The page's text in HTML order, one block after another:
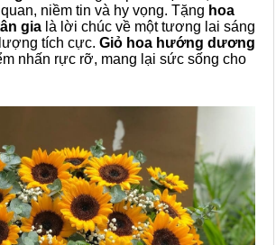
niềm tin và hy vọng. Tặng hoa
gia là lời chúc về một tương lai sáng
tích cực. Giỏ hoa hướng dương
nhấn rực rỡ, mang lại sức sống cho